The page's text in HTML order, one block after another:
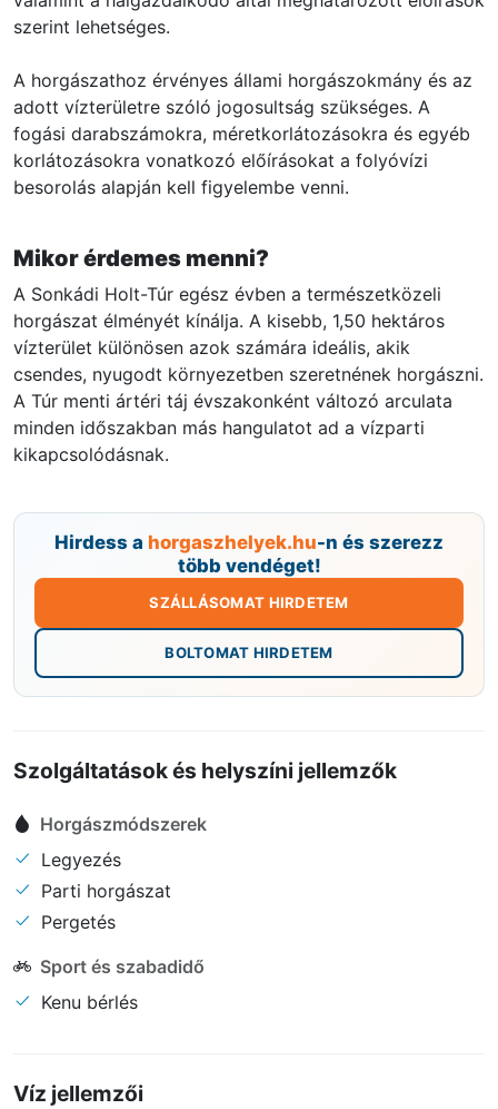
szerint lehetséges.
A horgászathoz érvényes állami horgászokmány és az
adott vízterületre szóló jogosultság szükséges. A
fogási darabszámokra, méretkorlátozásokra és egyéb
korlátozásokra vonatkozó előírásokat a folyóvízi
besorolás alapján kell figyelembe venni.
Mikor érdemes menni?
A Sonkádi Holt-Túr egész évben a természetközeli
horgászat élményét kínálja. A kisebb, 1,50 hektáros
vízterület különösen azok számára ideális, akik
csendes, nyugodt környezetben szeretnének horgászni.
A Túr menti ártéri táj évszakonként változó arculata
minden időszakban más hangulatot ad a vízparti
kikapcsolódásnak.
Hirdess a horgaszhelyek.hu-n és szerezz
több vendéget!
SZÁLLÁSOMAT HIRDETEM
BOLTOMAT HIRDETEM
Szolgáltatások és helyszíni jellemzők
Horgászmódszerek
Legyezés
Parti horgászat
Pergetés
Sport és szabadidő
Kenu bérlés
Víz jellemzői